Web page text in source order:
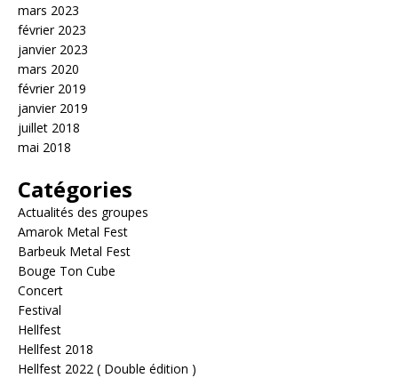
mars 2023
février 2023
janvier 2023
mars 2020
février 2019
janvier 2019
juillet 2018
mai 2018
Catégories
Actualités des groupes
Amarok Metal Fest
Barbeuk Metal Fest
Bouge Ton Cube
Concert
Festival
Hellfest
Hellfest 2018
Hellfest 2022 ( Double édition )